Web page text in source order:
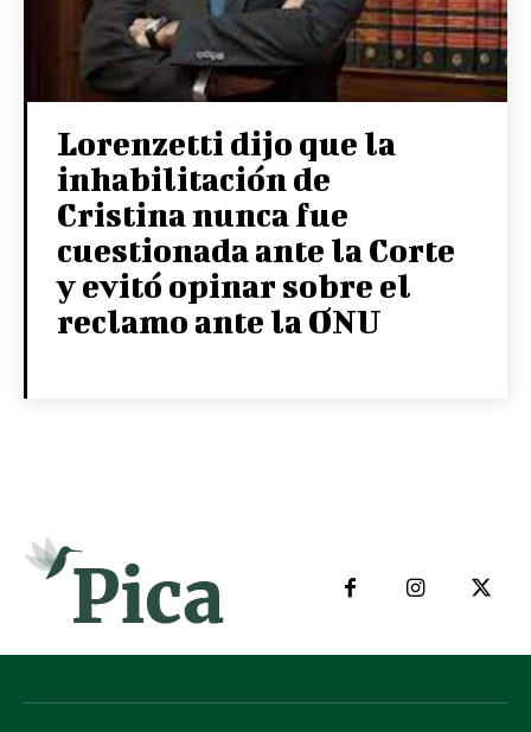
Lorenzetti dijo que la
inhabilitación de
Cristina nunca fue
cuestionada ante la Corte
y evitó opinar sobre el
reclamo ante la ONU